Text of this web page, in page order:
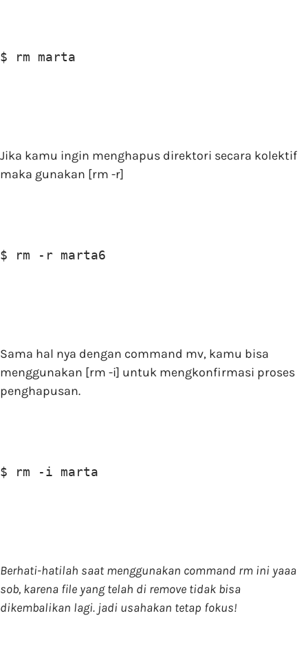
$ rm marta
Jika kamu ingin menghapus direktori secara kolektif
maka gunakan [rm -r]
$ rm -r marta6
Sama hal nya dengan command mv, kamu bisa
menggunakan [rm -i] untuk mengkonfirmasi proses
penghapusan.
$ rm -i marta
Berhati-hatilah saat menggunakan command rm ini yaaa
sob, karena file yang telah di remove tidak bisa
dikembalikan lagi. jadi usahakan tetap fokus!